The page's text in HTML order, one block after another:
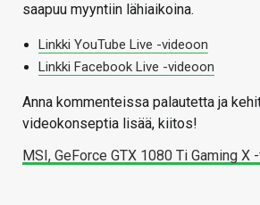
saapuu myyntiin lähiaikoina.
Linkki YouTube Live -videoon
Linkki Facebook Live -videoon
Anna kommenteissa palautetta ja
videokonseptia lisää, kiitos!
MSI, GeForce GTX 1080 Ti Gaming X